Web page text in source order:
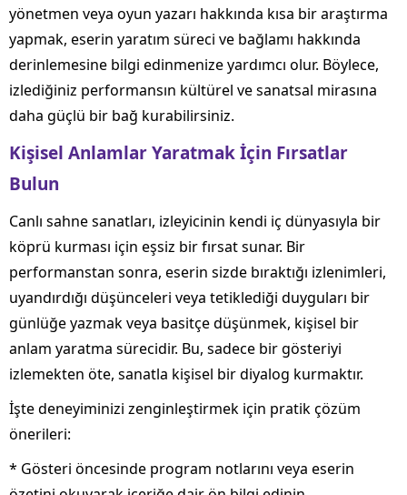
yönetmen veya oyun yazarı hakkında kısa bir araştırma
yapmak, eserin yaratım süreci ve bağlamı hakkında
derinlemesine bilgi edinmenize yardımcı olur. Böylece,
izlediğiniz performansın kültürel ve sanatsal mirasına
daha güçlü bir bağ kurabilirsiniz.
Kişisel Anlamlar Yaratmak İçin Fırsatlar
Bulun
Canlı sahne sanatları, izleyicinin kendi iç dünyasıyla bir
köprü kurması için eşsiz bir fırsat sunar. Bir
performanstan sonra, eserin sizde bıraktığı izlenimleri,
uyandırdığı düşünceleri veya tetiklediği duyguları bir
günlüğe yazmak veya basitçe düşünmek, kişisel bir
anlam yaratma sürecidir. Bu, sadece bir gösteriyi
izlemekten öte, sanatla kişisel bir diyalog kurmaktır.
İşte deneyiminizi zenginleştirmek için pratik çözüm
önerileri:
* Gösteri öncesinde program notlarını veya eserin